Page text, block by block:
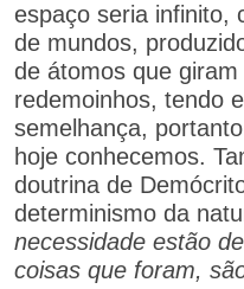
espaço seria infinito,
de mundos,
de átomos que
redemoinhos, tendo
semelhança,
hoje conhecemos.
doutrina de
determinismo da
necessidade estão
coisas que foram,